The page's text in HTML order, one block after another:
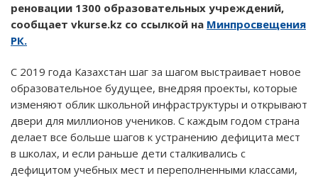
реновации 1300 образовательных учреждений,
сообщает vkurse.kz со ссылкой на Минпросвещения
РК.
С 2019 года Казахстан шаг за шагом выстраивает новое
образовательное будущее, внедряя проекты, которые
изменяют облик школьной инфраструктуры и открывают
двери для миллионов учеников. С каждым годом страна
делает все больше шагов к устранению дефицита мест
в школах, и если раньше дети сталкивались с
дефицитом учебных мест и переполненными классами,